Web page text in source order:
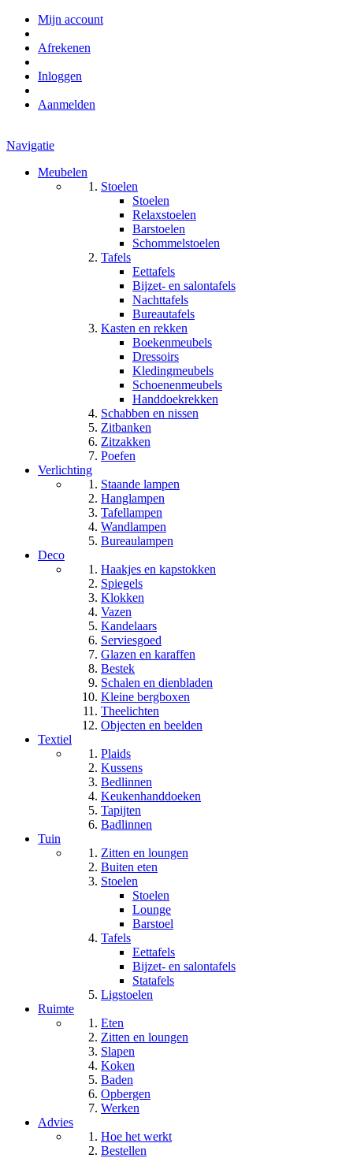
Mijn account
Afrekenen
Inloggen
Aanmelden
Navigatie
Meubelen
Stoelen
Stoelen
Relaxstoelen
Barstoelen
Schommelstoelen
Tafels
Eettafels
Bijzet- en salontafels
Nachttafels
Bureautafels
Kasten en rekken
Boekenmeubels
Dressoirs
Kledingmeubels
Schoenenmeubels
Handdoekrekken
Schabben en nissen
Zitbanken
Zitzakken
Poefen
Verlichting
Staande lampen
Hanglampen
Tafellampen
Wandlampen
Bureaulampen
Deco
Haakjes en kapstokken
Spiegels
Klokken
Vazen
Kandelaars
Serviesgoed
Glazen en karaffen
Bestek
Schalen en dienbladen
Kleine bergboxen
Theelichten
Objecten en beelden
Textiel
Plaids
Kussens
Bedlinnen
Keukenhanddoeken
Tapijten
Badlinnen
Tuin
Zitten en loungen
Buiten eten
Stoelen
Stoelen
Lounge
Barstoel
Tafels
Eettafels
Bijzet- en salontafels
Statafels
Ligstoelen
Ruimte
Eten
Zitten en loungen
Slapen
Koken
Baden
Opbergen
Werken
Advies
Hoe het werkt
Bestellen